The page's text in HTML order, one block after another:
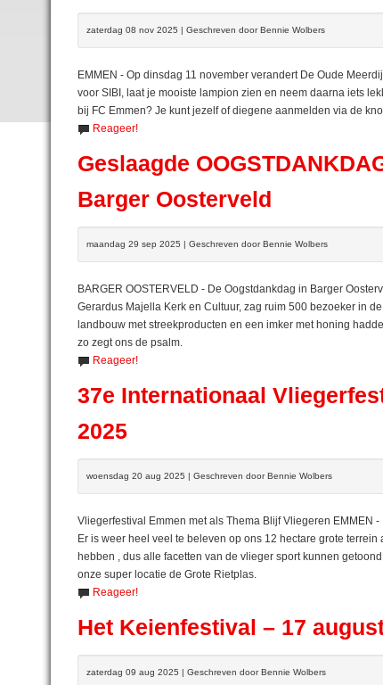
zaterdag 08 nov 2025 | Geschreven door Bennie Wolbers
EMMEN - Op dinsdag 11 november verandert De Oude
voor SIBI, laat je mooiste lampion zien en neem daarna iets
bij FC Emmen? Je kunt jezelf of diegene aanmelden via de
Reageer!
Geslaagde
Barger Oosterveld
maandag 29 sep 2025 | Geschreven door Bennie Wolbers
BARGER OOSTERVELD - De Oogstdankdag in Barger
Gerardus Majella Kerk en Cultuur, zag ruim 500 bezoeker in
landbouw met streekproducten en een imker met honing
zo zegt ons de psalm.
Reageer!
37e Internationaal
2025
woensdag 20 aug 2025 | Geschreven door Bennie Wolbers
Vliegerfestival Emmen met als Thema Blijf Vliegeren EMMEN
Er is weer heel veel te beleven op ons 12 hectare grote
hebben , dus alle facetten van de vlieger sport kunnen
onze super locatie de Grote Rietplas.
Reageer!
Het Keienfestival – 17
zaterdag 09 aug 2025 | Geschreven door Bennie Wolbers